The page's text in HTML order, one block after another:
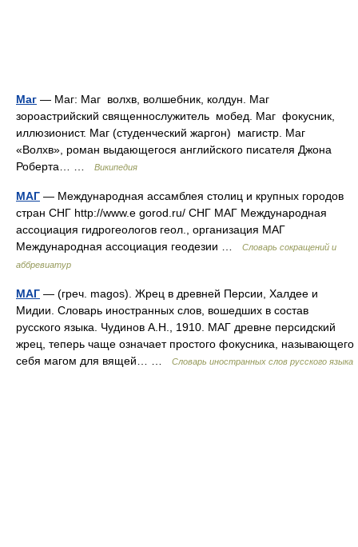
Маг — Маг: Маг волхв, волшебник, колдун. Маг
зороастрийский священнослужитель мобед. Маг фокусник,
иллюзионист. Маг (студенческий жаргон) магистр. Маг
«Волхв», роман выдающегося английского писателя Джона
Роберта… …
Википедия
МАГ — Международная ассамблея столиц и крупных городов
стран СНГ http://www.e gorod.ru/​ СНГ МАГ Международная
ассоциация гидрогеологов геол., организация МАГ
Международная ассоциация геодезии …
Словарь сокращений и
аббревиатур
МАГ — (греч. magos). Жрец в древней Персии, Халдее и
Мидии. Словарь иностранных слов, вошедших в состав
русского языка. Чудинов А.Н., 1910. МАГ древне персидский
жрец, теперь чаще означает простого фокусника, называющего
себя магом для вящей… …
Словарь иностранных слов русского языка